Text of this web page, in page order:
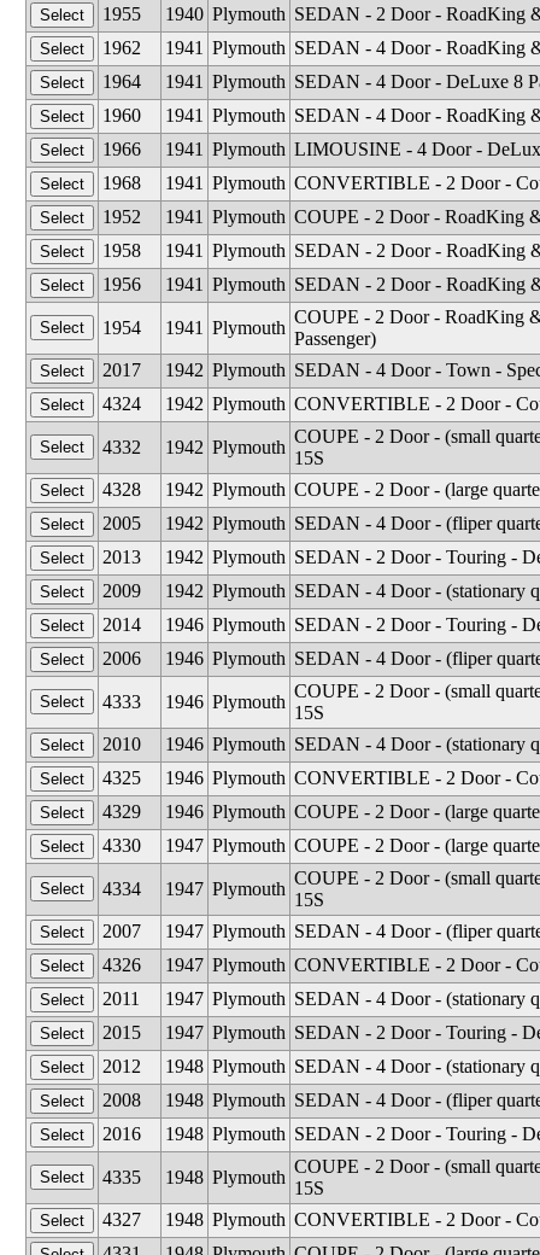
1955 1940 Plymouth SEDAN - 2 Door - RoadKing
1962
1941 Plymouth SEDAN - 4 Door - RoadKing
1964
1941 Plymouth SEDAN - 4 Door - DeLuxe 8
1960
1941 Plymouth SEDAN - 4 Door - RoadKing
1966
1941 Plymouth LIMOUSINE - 4 Door -
1968
1941 Plymouth CONVERTIBLE - 2 Door -
1952
1941 Plymouth COUPE - 2 Door - RoadKing
1958
1941 Plymouth SEDAN - 2 Door - RoadKing
1956
1941 Plymouth SEDAN - 2 Door - RoadKing
1954 1941 Plymouth
COUPE - 2 Door - RoadKing
Passenger)
2017
1942 Plymouth SEDAN - 4 Door - Town -
4324
1942 Plymouth CONVERTIBLE - 2 Door -
4332 1942 Plymouth
COUPE - 2 Door - (small
15S
4328
1942 Plymouth COUPE - 2 Door - (large
2005
1942 Plymouth SEDAN - 4 Door - (fliper
2013
1942 Plymouth SEDAN - 2 Door - Touring -
2009
1942 Plymouth SEDAN - 4 Door - (stationary
2014
1946 Plymouth SEDAN - 2 Door - Touring -
2006
1946 Plymouth SEDAN - 4 Door - (fliper
4333 1946 Plymouth
COUPE - 2 Door - (small
15S
2010
1946 Plymouth SEDAN - 4 Door - (stationary
4325
1946 Plymouth CONVERTIBLE - 2 Door -
4329
1946 Plymouth COUPE - 2 Door - (large
4330
1947 Plymouth COUPE - 2 Door - (large
4334 1947 Plymouth
COUPE - 2 Door - (small
15S
2007
1947 Plymouth SEDAN - 4 Door - (fliper
4326
1947 Plymouth CONVERTIBLE - 2 Door -
2011
1947 Plymouth SEDAN - 4 Door - (stationary
2015
1947 Plymouth SEDAN - 2 Door - Touring -
2012
1948 Plymouth SEDAN - 4 Door - (stationary
2008
1948 Plymouth SEDAN - 4 Door - (fliper
2016
1948 Plymouth SEDAN - 2 Door - Touring -
4335 1948 Plymouth
COUPE - 2 Door - (small
15S
4327
1948 Plymouth CONVERTIBLE - 2 Door -